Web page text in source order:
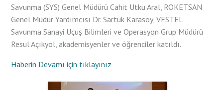
Savunma (SYS) Genel Müdürü Cahit Utku Aral, ROKETSAN
Genel Müdür Yardımcısı Dr. Sartuk Karasoy, VESTEL
Savunma Sanayi Uçuş Bilimleri ve Operasyon Grup Müdürü
Resul Açıkyol, akademisyenler ve öğrenciler katıldı.
Haberin Devamı için tıklayınız